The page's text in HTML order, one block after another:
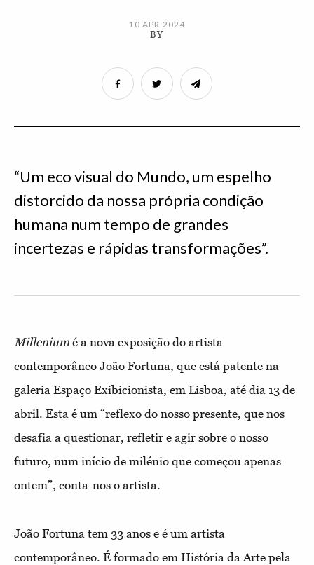
10 APR 2024
BY
“Um eco visual do Mundo, um espelho
distorcido da nossa própria condição
humana num tempo de grandes
incertezas e rápidas transformações”.
Millenium é a nova exposição do artista
contemporâneo João Fortuna, que está patente na
galeria Espaço Exibicionista, em Lisboa, até dia 13 de
abril. Esta é um “reflexo do nosso presente, que nos
desafia a questionar, refletir e agir sobre o nosso
futuro, num início de milénio que começou apenas
ontem”, conta-nos o artista.
João Fortuna tem 33 anos e é um artista
contemporâneo. É formado em História da Arte pela